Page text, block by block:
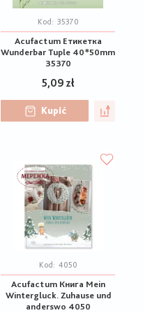
Kod: 35370
Acufactum Етикетка
Wunderbar Tuple 40*50mm
35370
5,09 zł
Kupić
Kod: 4050
Acufactum Книга Mein
Wintergluck. Zuhause und
anderswo 4050